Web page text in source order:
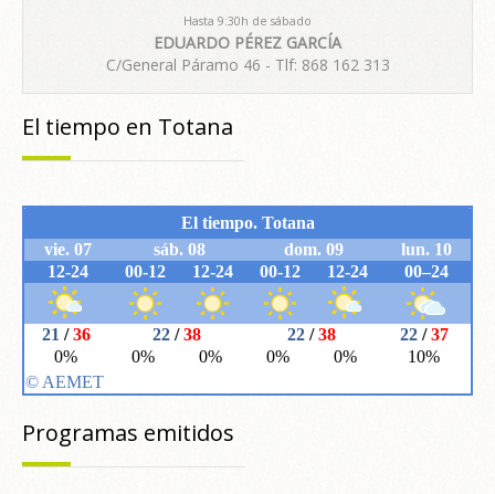
Programas emitidos
Hasta 9:30h de sábado
EDUARDO PÉREZ GARCÍA
C/General Páramo 46 - Tlf: 868 162 313
El tiempo en Totana